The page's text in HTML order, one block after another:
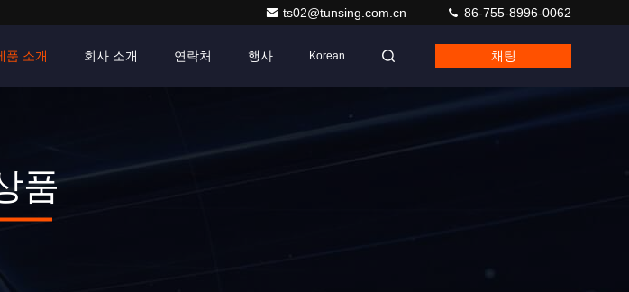
ts02@tunsing.com.cn 86-755-8996-0062
품 소개 회사 소개 연락처 행사 Korean 채팅
품